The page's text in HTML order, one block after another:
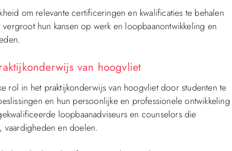
om relevante certificeringen en kwalificaties te behalen
hun kansen op werk en loopbaanontwikkeling en
van hoogvliet
rol in het praktijkonderwijs van hoogvliet door studenten te
en hun persoonlijke en professionele ontwikkeling
loopbaanadviseurs en counselors die
vaardigheden en doelen.